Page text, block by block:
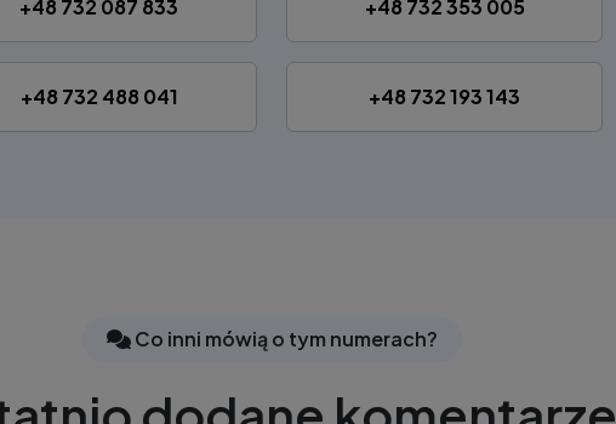
+48 732 087 833 +48 732 353 005
+48 732 488 041 +48 732 193 143
Co inni mówią o tym numerach?